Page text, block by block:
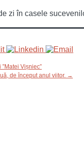
zi în casele
Vișniec”
de început anul viitor. →